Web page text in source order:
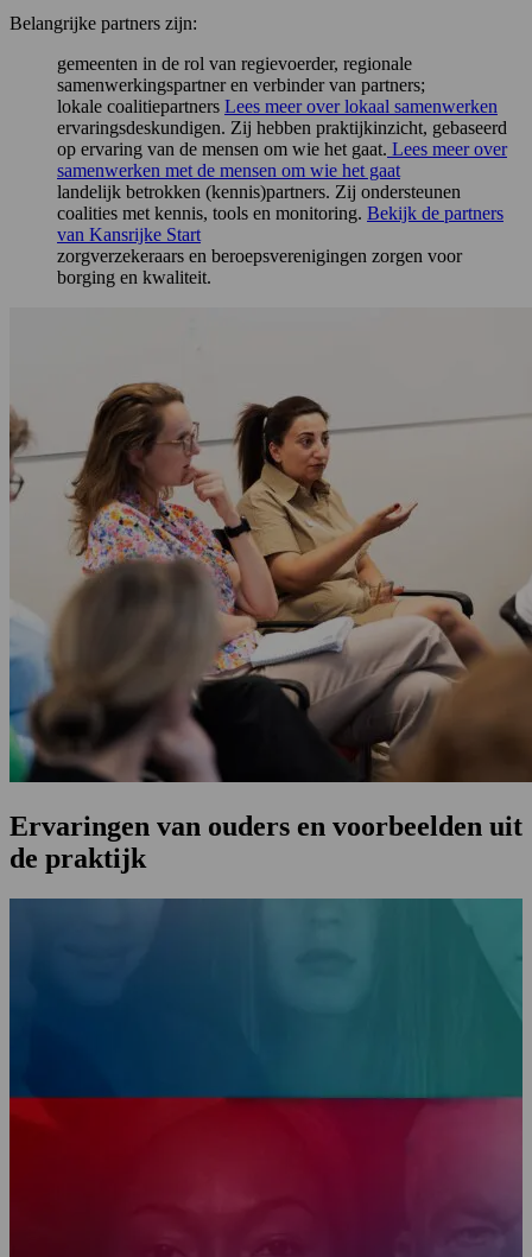
Belangrijke partners zijn:
gemeenten in de rol van regievoerder, regionale
samenwerkingspartner en verbinder van partners;
lokale coalitiepartners Lees meer over lokaal samenwerken
ervaringsdeskundigen. Zij hebben praktijkinzicht, gebaseerd
op ervaring van de mensen om wie het gaat. Lees meer over
samenwerken met de mensen om wie het gaat
landelijk betrokken (kennis)partners. Zij ondersteunen
coalities met kennis, tools en monitoring. Bekijk de partners
van Kansrijke Start
zorgverzekeraars en beroepsverenigingen zorgen voor
borging en kwaliteit.
Ervaringen van ouders en voorbeelden uit
de praktijk